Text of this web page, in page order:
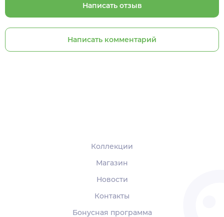
Написать отзыв
Написать комментарий
Коллекции
Магазин
Новости
Контакты
Бонусная программа